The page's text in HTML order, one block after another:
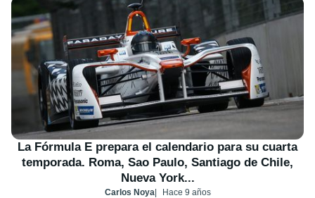
La Fórmula E prepara el calendario para su cuarta
temporada. Roma, Sao Paulo, Santiago de Chile,
Nueva York...
Carlos Noya Hace 9 años